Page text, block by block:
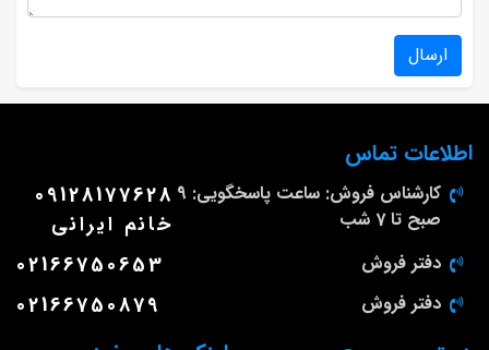
ارسال
اطلاعات تماس
کارشناس فروش: ساعت پاسخگویی: 9
صبح تا 7 شب
09128177628
خانم ایرانی
دفتر فروش 02166750653
دفتر فروش 02166750879